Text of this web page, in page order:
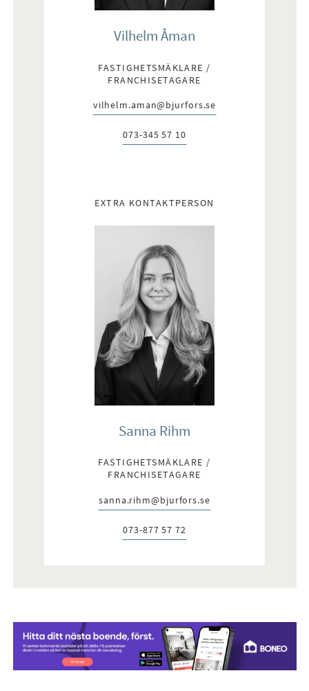
Vilhelm Åman
FASTIGHETSMÄKLARE /
FRANCHISETAGARE
E-post:
vilhelm.aman@bjurfors.se
Telefon:
073-345 57 10
EXTRA KONTAKTPERSON
Sanna Rihm
FASTIGHETSMÄKLARE /
FRANCHISETAGARE
E-post:
sanna.rihm@bjurfors.se
Telefon:
073-877 57 72